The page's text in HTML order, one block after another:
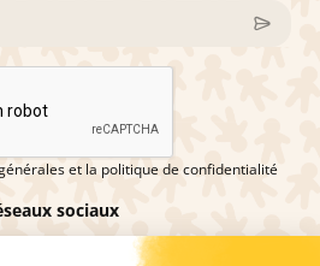
et la politique de confidentialité
sociaux
de pains d'épices ?